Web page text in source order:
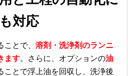
も対応
とで、 溶剤・洗浄剤のランニ
ます。さらに、オプションの油
ことで浮上油を回収し、洗浄後